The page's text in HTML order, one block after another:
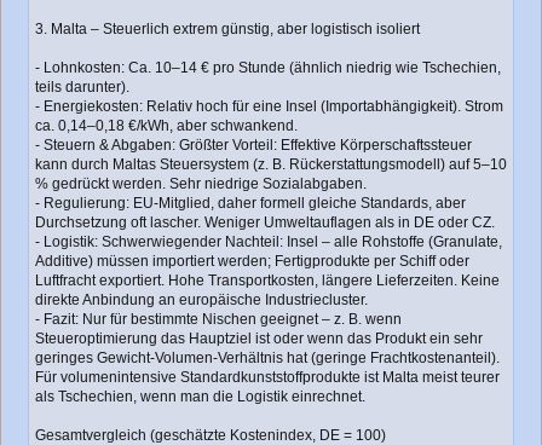
3. Malta – Steuerlich extrem günstig, aber logistisch isoliert
- Lohnkosten: Ca. 10–14 € pro Stunde (ähnlich niedrig wie Tschechien,
teils darunter).
- Energiekosten: Relativ hoch für eine Insel (Importabhängigkeit). Strom
ca. 0,14–0,18 €/kWh, aber schwankend.
- Steuern & Abgaben: Größter Vorteil: Effektive Körperschaftssteuer
kann durch Maltas Steuersystem (z. B. Rückerstattungsmodell) auf 5–10
% gedrückt werden. Sehr niedrige Sozialabgaben.
- Regulierung: EU-Mitglied, daher formell gleiche Standards, aber
Durchsetzung oft lascher. Weniger Umweltauflagen als in DE oder CZ.
- Logistik: Schwerwiegender Nachteil: Insel – alle Rohstoffe (Granulate,
Additive) müssen importiert werden; Fertigprodukte per Schiff oder
Luftfracht exportiert. Hohe Transportkosten, längere Lieferzeiten. Keine
direkte Anbindung an europäische Industriecluster.
- Fazit: Nur für bestimmte Nischen geeignet – z. B. wenn
Steueroptimierung das Hauptziel ist oder wenn das Produkt ein sehr
geringes Gewicht-Volumen-Verhältnis hat (geringe Frachtkostenanteil).
Für volumenintensive Standardkunststoffprodukte ist Malta meist teurer
als Tschechien, wenn man die Logistik einrechnet.
Gesamtvergleich (geschätzte Kostenindex, DE = 100)